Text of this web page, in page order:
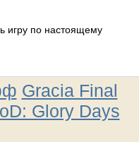
игру по настоящему
Gracia Final
Glory Days